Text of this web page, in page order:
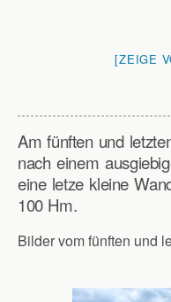
[ZEIGE
Am fünften und
nach einem
eine letze kleine
100 Hm.
Bilder vom fünften und